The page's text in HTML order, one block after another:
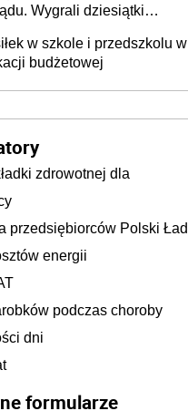
Wygrali dziesiątki
w szkole i przedszkolu w
budżetowej
zdrowotnej dla
przedsiębiorców Polski Ład
energii
podczas choroby
dni
formularze